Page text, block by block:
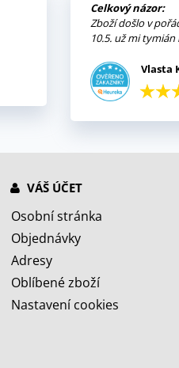
Celkový názor:
Zboží došlo v
10.5. už mi
Vlasta
VÁŠ ÚČET
Osobní stránka
Objednávky
Adresy
Oblíbené zboží
Nastavení cookies